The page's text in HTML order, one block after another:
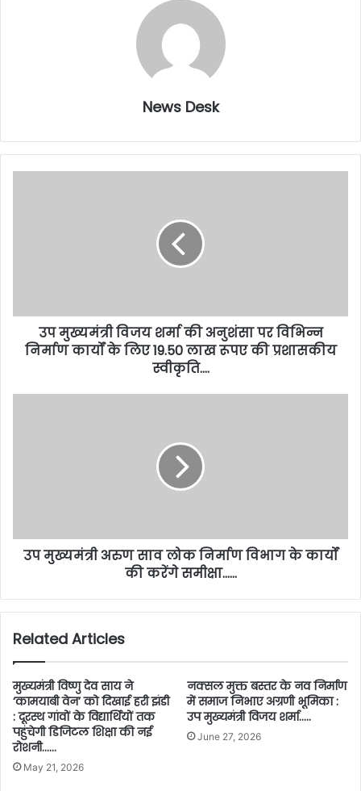
News Desk
उप मुख्यमंत्री विजय शर्मा की अनुशंसा पर विभिन्न
निर्माण कार्यों के लिए 19.50 लाख रूपए की प्रशासकीय
स्वीकृति….
उप मुख्यमंत्री अरुण साव लोक निर्माण विभाग के कार्यों
की करेंगे समीक्षा……
Related Articles
मुख्यमंत्री विष्णु देव साय ने
‘कामयाबी वेन’ को दिखाई हरी झंडी
: दूरस्थ गांवों के विद्यार्थियों तक
पहुंचेगी डिजिटल शिक्षा की नई
रोशनी……
May 21, 2026
नक्सल मुक्त बस्तर के नव निर्माण
में समाज निभाए अग्रणी भूमिका :
उप मुख्यमंत्री विजय शर्मा…..
June 27, 2026